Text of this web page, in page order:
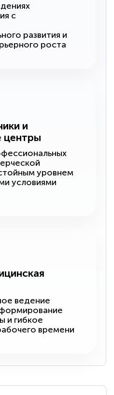
с
развития и
роста
и
центры
уровнем
условиями
ведение
и гибкое
времени